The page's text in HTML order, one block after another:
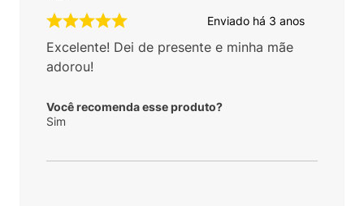
Enviado há 3 anos
Excelente! Dei de presente e minha mãe
adorou!
Você recomenda esse produto?
Sim